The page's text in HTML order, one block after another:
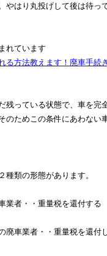
やはり丸投げして後は待っ
れています
る方法教えます！廃車手続
残っている状態で、車を完
のためこの条件にあわない
種類の形態があります。
業者・・重量税を還付する
廃車業者・・重量税を還付